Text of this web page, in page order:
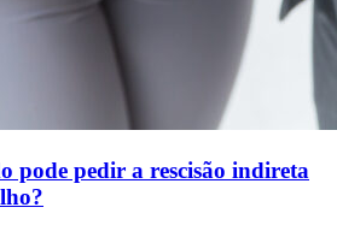
pode pedir a rescisão indireta